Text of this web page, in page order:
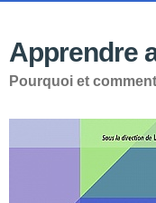
Apprendre
Pourquoi et comment